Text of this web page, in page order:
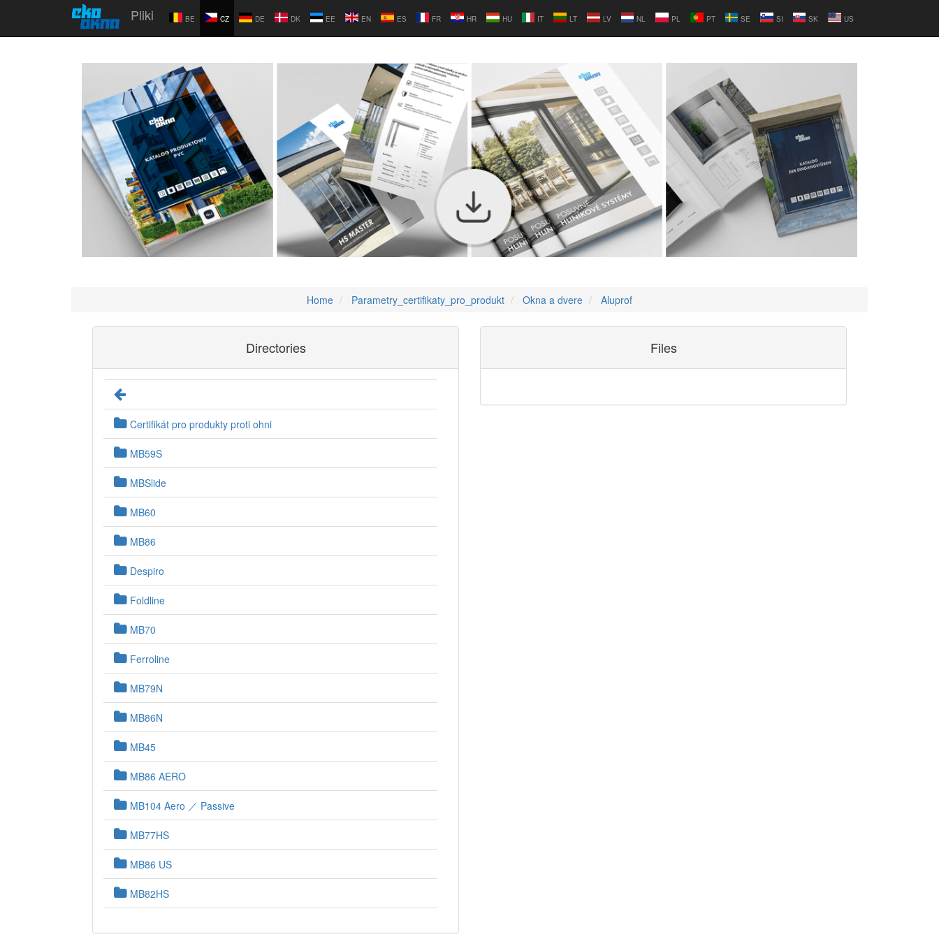
Pliki BE CZ DE DK EE EN ES FR HR HU IT LT LV NL PL PT SE SI SK US
Home Parametry_certifikaty_pro_produkt Okna a dvere Aluprof
Directories
Certifikát pro produkty proti ohni
MB59S
MBSlide
MB60
MB86
Despiro
Foldline
MB70
Ferroline
MB79N
MB86N
MB45
MB86 AERO
MB104 Aero ／ Passive
MB77HS
MB86 US
MB82HS
Files